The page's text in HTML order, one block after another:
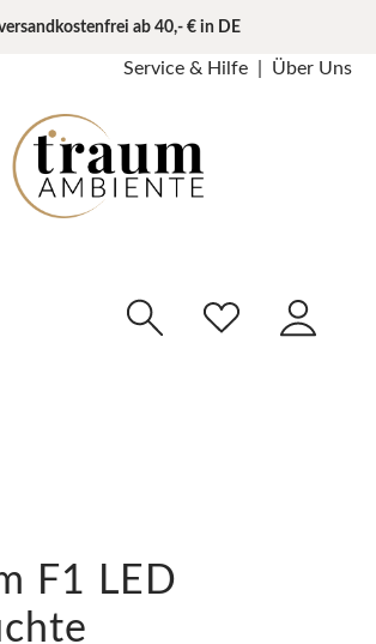
ab 40,- € in DE
Service & Hilfe Über Uns
F1 LED